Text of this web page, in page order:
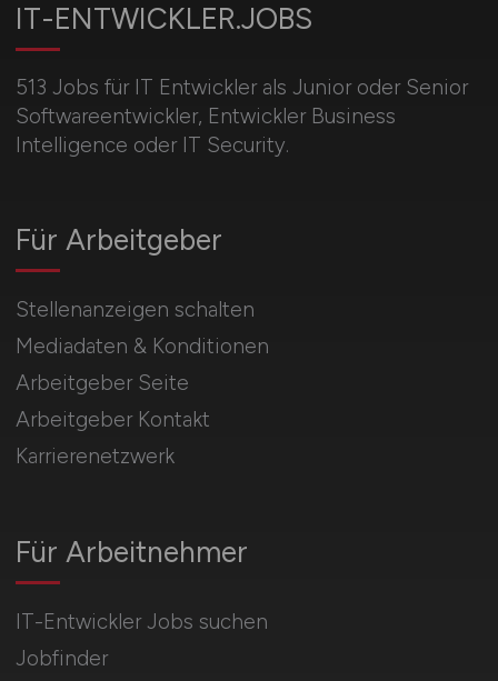
IT-ENTWICKLER.JOBS
513 Jobs für IT Entwickler als Junior oder Senior
Softwareentwickler, Entwickler Business
Intelligence oder IT Security.
Für Arbeitnehmer
IT-Entwickler Jobs suchen
Jobfinder
Für Arbeitgeber
Stellenanzeigen schalten
Mediadaten & Konditionen
Arbeitgeber Seite
Arbeitgeber Kontakt
Karrierenetzwerk